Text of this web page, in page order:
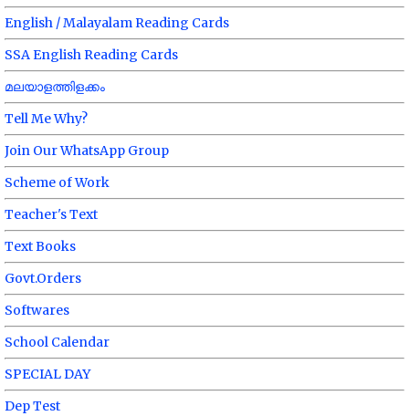
English / Malayalam Reading Cards
SSA English Reading Cards
മലയാളത്തിളക്കം
Tell Me Why?
Join Our WhatsApp Group
Scheme of Work
Teacher's Text
Text Books
Govt.Orders
Softwares
School Calendar
SPECIAL DAY
Dep Test